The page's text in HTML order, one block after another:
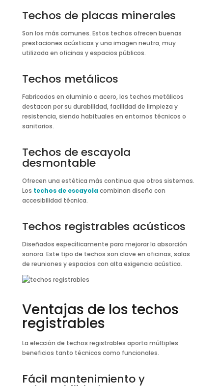
Techos de placas minerales
Son los más comunes. Estos techos ofrecen buenas
prestaciones acústicas y una imagen neutra, muy
utilizada en oficinas y espacios públicos.
Techos metálicos
Fabricados en aluminio o acero, los techos metálicos
destacan por su durabilidad, facilidad de limpieza y
resistencia, siendo habituales en entornos técnicos o
sanitarios.
Techos de escayola
desmontable
Ofrecen una estética más continua que otros sistemas.
Los techos de escayolacombinan diseño con
accesibilidad técnica.
Techos registrables acústicos
Diseñados específicamente para mejorar la absorción
sonora. Este tipo de techos son clave en oficinas, salas
de reuniones y espacios con alta exigencia acústica.
Ventajas de los techos
registrables
La elección de techos registrables aporta múltiples
beneficios tanto técnicos como funcionales.
Fácil mantenimiento y